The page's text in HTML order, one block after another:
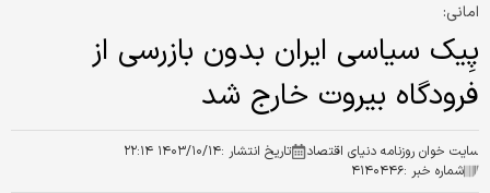
امانی:
پِیک سیاسی ایران بدون بازرسی از
فرودگاه بیروت خارج شد
سایت خوان روزنامه دنیای اقتصاد تاریخ انتشار :۱۴۰۳/۱۰/۱۴ ۲۲:۱۴
شماره خبر :۴۱۴۰۴۴۶